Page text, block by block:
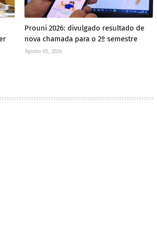
Prouni 2026: divulgado resultado de
nova chamada para o 2º semestre
Agosto 05, 2026